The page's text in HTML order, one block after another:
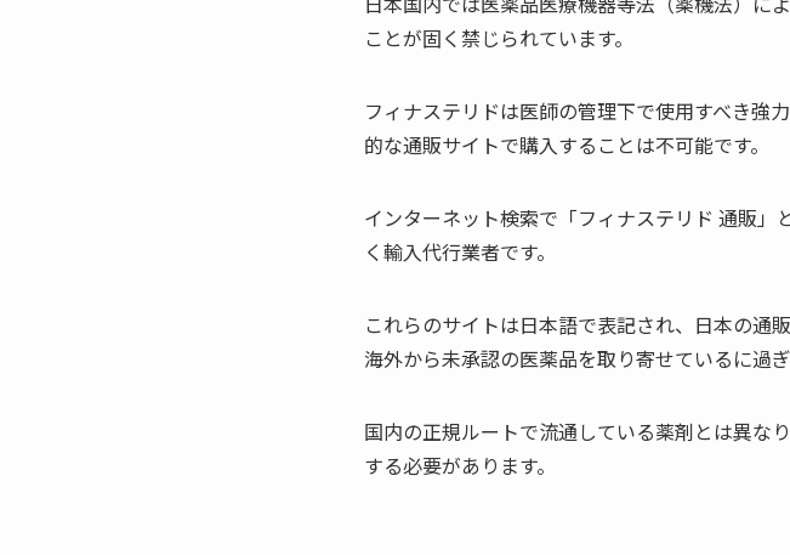
ことが固く禁じられています。
フィナステリドは医師の管理下で使用すべき強
的な通販サイトで購入することは不可能です。
インターネット検索で「フィナステリド 通販
く輸入代行業者です。
これらのサイトは日本語で表記され、日本の通
海外から未承認の医薬品を取り寄せているに過ぎ
国内の正規ルートで流通している薬剤とは異な
する必要があります。